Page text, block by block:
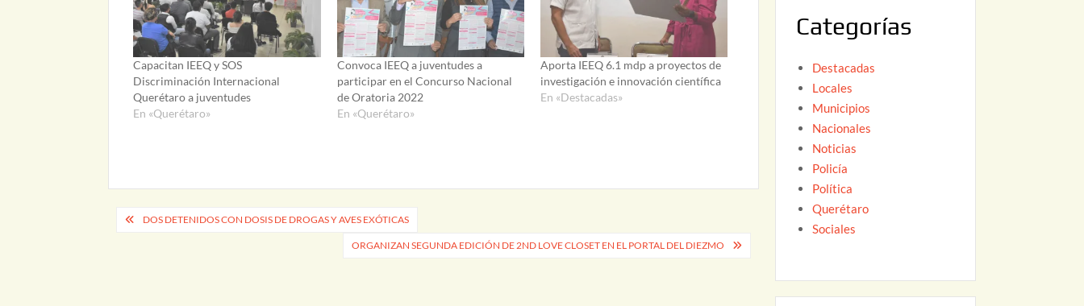
Capacitan IEEQ y SOS
Discriminación Internacional
Querétaro a juventudes
En «Querétaro»
Convoca IEEQ a juventudes a
participar en el Concurso Nacional
de Oratoria 2022
En «Querétaro»
Aporta IEEQ 6.1 mdp a proyectos de
investigación e innovación científica
En «Destacadas»
Navegación
DOS DETENIDOS CON DOSIS DE DROGAS Y AVES EXÓTICAS
ORGANIZAN SEGUNDA EDICIÓN DE 2ND LOVE CLOSET EN EL PORTAL DEL DIEZMO
2
Categorías
Destacadas
Locales
Municipios
Nacionales
Noticias
Policía
Política
Querétaro
Sociales